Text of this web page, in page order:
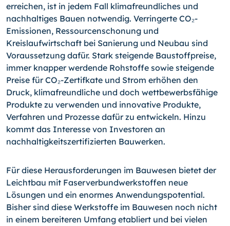
erreichen, ist in jedem Fall klimafreundliches und
nachhaltiges Bauen notwendig. Verringerte CO₂-
Emissionen, Ressourcenschonung und
Kreislaufwirtschaft bei Sanierung und Neubau sind
Voraussetzung dafür. Stark steigende Baustoffpreise,
immer knapper werdende Rohstoffe sowie steigende
Preise für CO₂-Zertifkate und Strom erhöhen den
Druck, klimafreundliche und doch wettbewerbsfähige
Produkte zu verwenden und innovative Produkte,
Verfahren und Prozesse dafür zu entwickeln. Hinzu
kommt das Interesse von Investoren an
nachhaltigkeitszertifizierten Bauwerken.
Für diese Herausforderungen im Bauwesen bietet der
Leichtbau mit Faserverbundwerkstoffen neue
Lösungen und ein enormes Anwendungspotential.
Bisher sind diese Werkstoffe im Bauwesen noch nicht
in einem bereiteren Umfang etabliert und bei vielen